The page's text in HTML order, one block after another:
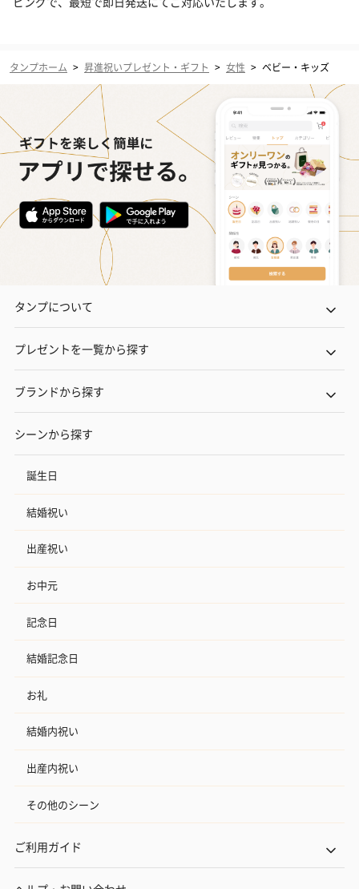
タンプホーム > 昇進祝いプレゼント・ギフト > 女性 > ベビー・キッズ
タンプについて
プレゼントを一覧から探す
ブランドから探す
シーンから探す
誕生日
結婚祝い
出産祝い
お中元
記念日
結婚記念日
お礼
結婚内祝い
出産内祝い
その他のシーン
ご利用ガイド